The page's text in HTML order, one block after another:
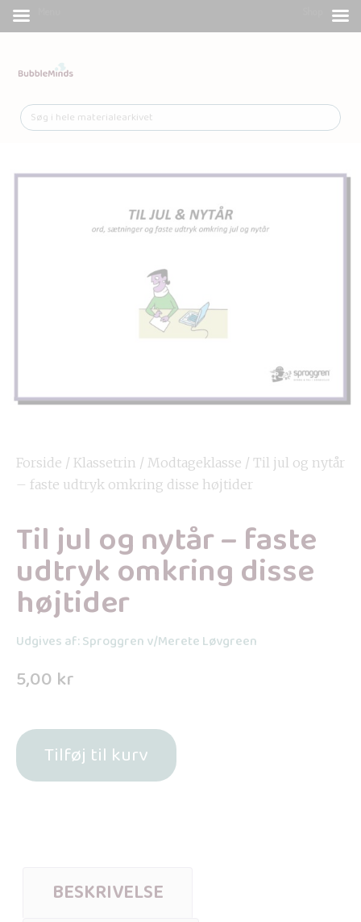
Forside / Klassetrin / Modtageklasse / Til jul og nytår
– faste udtryk omkring disse højtider
Til jul og nytår – faste
udtryk omkring disse
højtider
Udgives af: Sproggren v/Merete Løvgreen
5,00 kr
Tilføj til kurv
BESKRIVELSE